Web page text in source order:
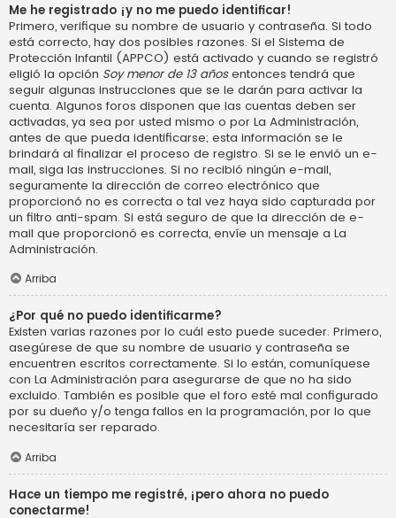
Me he registrado ¡y no me puedo identificar!
Primero, verifique su nombre de usuario y contraseña. Si todo
está correcto, hay dos posibles razones. Si el Sistema de
Protección Infantil (APPCO) está activado y cuando se registró
eligió la opción Soy menor de 13 añosentonces tendrá que
seguir algunas instrucciones que se le darán para activar la
cuenta. Algunos foros disponen que las cuentas deben ser
activadas, ya sea por usted mismo o por La Administración,
antes de que pueda identificarse; esta información se le
brindará al finalizar el proceso de registro. Si se le envió un e-
mail, siga las instrucciones. Si no recibió ningún e-mail,
seguramente la dirección de correo electrónico que
proporcionó no es correcta o tal vez haya sido capturada por
un filtro anti-spam. Si está seguro de que la dirección de e-
mail que proporcionó es correcta, envíe un mensaje a La
Administración.
Arriba
¿Por qué no puedo identificarme?
Existen varias razones por lo cuál esto puede suceder. Primero,
asegúrese de que su nombre de usuario y contraseña se
encuentren escritos correctamente. Si lo están, comuníquese
con La Administración para asegurarse de que no ha sido
excluido. También es posible que el foro esté mal configurado
por su dueño y/o tenga fallos en la programación, por lo que
necesitaría ser reparado.
Arriba
Hace un tiempo me registré, ¡pero ahora no puedo
conectarme!